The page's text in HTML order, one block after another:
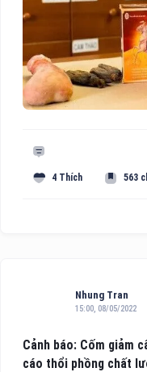
4 Thích 563
Nhung Tran
15:00, 08/05/2022
Cảnh báo: Cốm giảm
cáo thổi phồng chất